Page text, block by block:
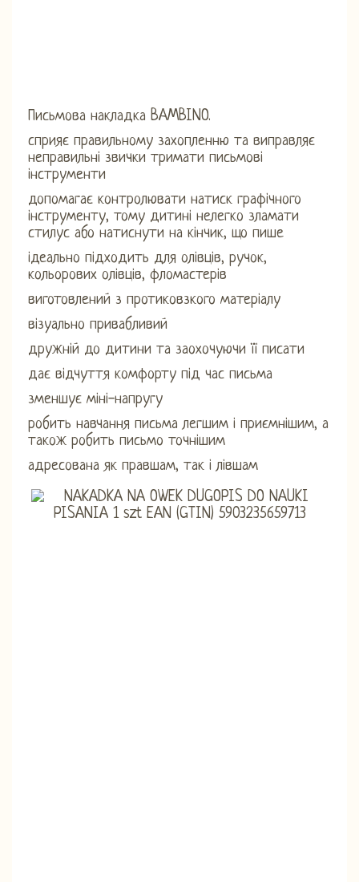
Письмова накладка BAMBINO.
сприяє правильному захопленню та виправляє
неправильні звички тримати письмові
інструменти
допомагає контролювати натиск графічного
інструменту, тому дитині нелегко зламати
стилус або натиснути на кінчик, що пише
ідеально підходить для олівців, ручок,
кольорових олівців, фломастерів
виготовлений з протиковзкого матеріалу
візуально привабливий
дружній до дитини та заохочуючи її писати
дає відчуття комфорту під час письма
зменшує міні-напругу
робить навчання письма легшим і приємнішим, а
також робить письмо точнішим
адресована як правшам, так і лівшам